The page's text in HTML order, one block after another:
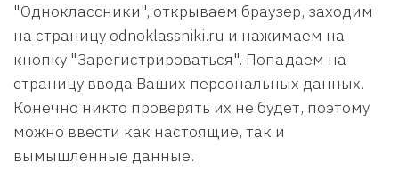
"Одноклассники", открываем браузер, заходим
на страницу odnoklassniki.ru и нажимаем на
кнопку "Зарегистрироваться". Попадаем на
страницу ввода Ваших персональных данных.
Конечно никто проверять их не будет, поэтому
можно ввести как настоящие, так и
вымышленные данные.